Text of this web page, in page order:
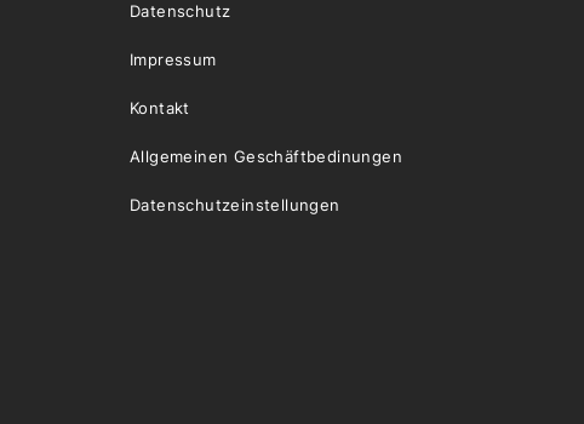
Datenschutz
Impressum
Kontakt
Allgemeinen Geschäftbedinungen
Datenschutzeinstellungen